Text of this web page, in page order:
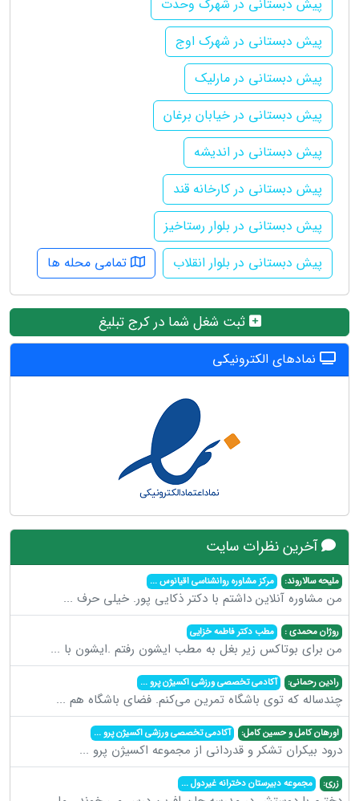
پیش دبستانی در شهرک وحدت
پیش دبستانی در شهرک اوج
پیش دبستانی در مارلیک
پیش دبستانی در خیابان برغان
پیش دبستانی در اندیشه
پیش دبستانی در کارخانه قند
پیش دبستانی در بلوار رستاخیز
پیش دبستانی در بلوار انقلاب
تمامی محله ها
ثبت شغل شما در کرج تبلیغ
نمادهای الکترونیکی
آخرین نظرات سایت
ملیحه سالاروند: مرکز مشاوره روانشناسی اقیانوس...
من مشاوره آنلاین داشتم با دکتر ذکایی پور. خیلی حرف ...
روژان محمدی : مطب دکتر فاطمه خزایی
من برای بوتاکس زیر بغل به مطب ایشون رفتم .ایشون با ...
رادین رحمانی: آکادمی تخصصی ورزشی اکسیژن پرو...
چندساله که توی باشگاه تمرین می‌کنم. فضای باشگاه هم ...
اورهان کامل و حسین کامل: آکادمی تخصصی ورزشی اکسیژن پرو...
درود بیکران تشکر و قدردانی از مجموعه اکسیژن پرو ...
زری: مجموعه دبیرستان دخترانه غیردول...